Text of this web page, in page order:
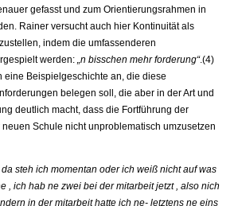
gefasst und zum Orientierungsrahmen in
Rainer versucht auch hier Kontinuität als
indem die umfassenderen
werden:„n bisschen mehr forderung“.(4)
eine Beispielgeschichte an, die diese
belegen soll, die aber in der Art und
deutlich macht, dass die Fortführung der
neuen Schule nicht unproblematisch umzusetzen
steh ich momentan oder ich weiß nicht auf was
, ich hab ne zwei bei der mitarbeit jetzt , also nich
in der mitarbeit hatte ich ne- letztens ne eins